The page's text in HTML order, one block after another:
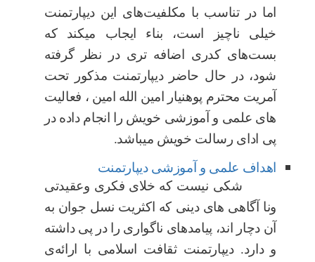
اما در تناسب با مکلفیت‌های این دیپارتمنت
خیلی ناچیز است، بناء ایجاب میکند که
بست‌های کدری اضافه تری در نظر گرفته
شود، در حال حاضر دیپارتمنت مذکور تحت
آمریت محترم پوهنیار امین الله امین ، فعالیت
های علمی و آموزشی خویش را انجام داده در
پی ادای رسالت خویش میباشد.
اهداف علمی و آموزشی دیپارتمنت
شکی نیست که خلای فکری وعقیدتی
ونا آگاهی های دینی که اکثریت نسل جوان به
آن دچار اند، پیامد‌های ناگواری را در پی داشته
و دارد. دیپارتمنت ثقافت اسلامی با ارائه‌ی